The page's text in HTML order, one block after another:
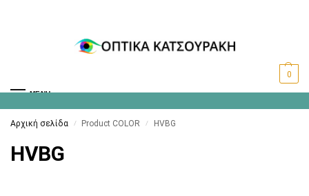
MENU
0
Αρχική σελίδα / Product COLOR / HVBG
HVBG